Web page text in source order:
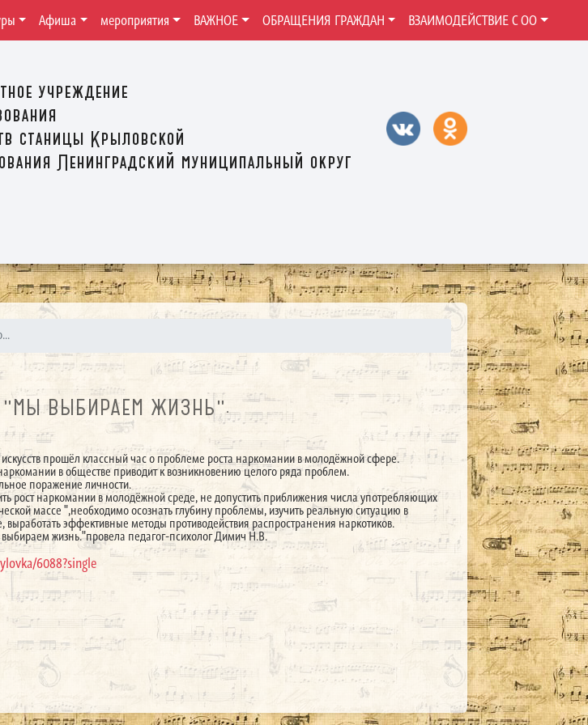
учреждение
станицы Крыловской
Ленинградский муниципальный округ
Афиша мероприятия ВАЖНОЕ ОБРАЩЕНИЯ ГРАЖДАН ВЗАИМОДЕЙСТВИЕ С ОО
ВЫБИРАЕМ ЖИЗНЬ".
искусств прошёл классный час о проблеме роста наркомании в молодёжной сфере.
в обществе приводит к возникновению целого ряда проблем.
поражение личности.
рост наркомании в молодёжной среде, не допустить приближения числа употребляющих
массе ",необходимо осознать глубину проблемы, изучить реальную ситуацию в
эффективные методы противодействия распространения наркотиков.
жизнь."провела педагог-психолог Димич Н.В.
6088?single